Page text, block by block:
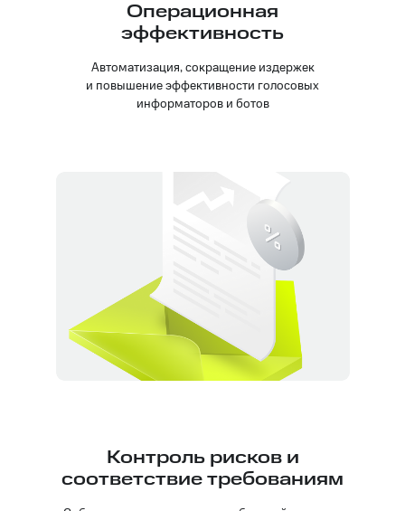
Операционная
эффективность
Автоматизация, сокращение издержек
и повышение эффективности голосовых
информаторов и ботов
Контроль рисков и
соответствие требованиям